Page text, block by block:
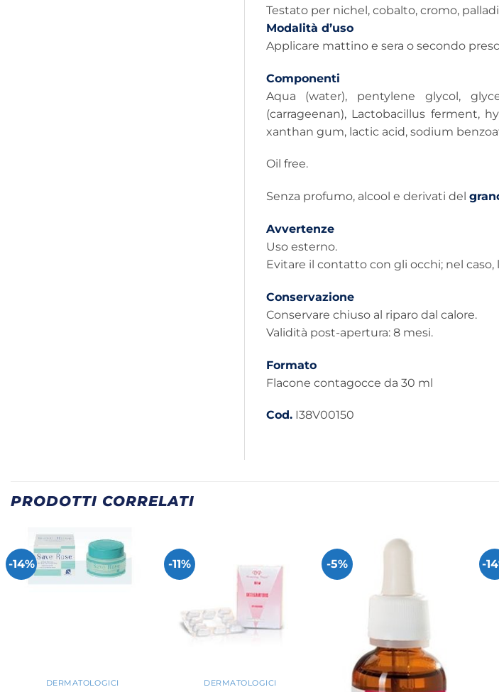
Testato per nichel, cobalto, cromo,
Modalità d’uso
Applicare mattino e sera o secondo
Componenti
Aqua (water), pentylene glycol,
(carrageenan), Lactobacillus ferment,
xanthan gum, lactic acid, sodium
Oil free.
Senza profumo, alcool e derivati del
Avvertenze
Uso esterno.
Evitare il contatto con gli occhi; nel caso,
Conservazione
Conservare chiuso al riparo dal calore.
Validità post-apertura: 8 mesi.
Formato
Flacone contagocce da 30 ml
Cod.I38V00150
PRODOTTI CORRELATI
-14%
DERMATOLOGICI
-11%
DERMATOLOGICI
-5% -